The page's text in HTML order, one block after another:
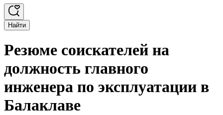
Найти
Резюме соискателей на
должность главного
инженера по эксплуатации в
Балаклаве